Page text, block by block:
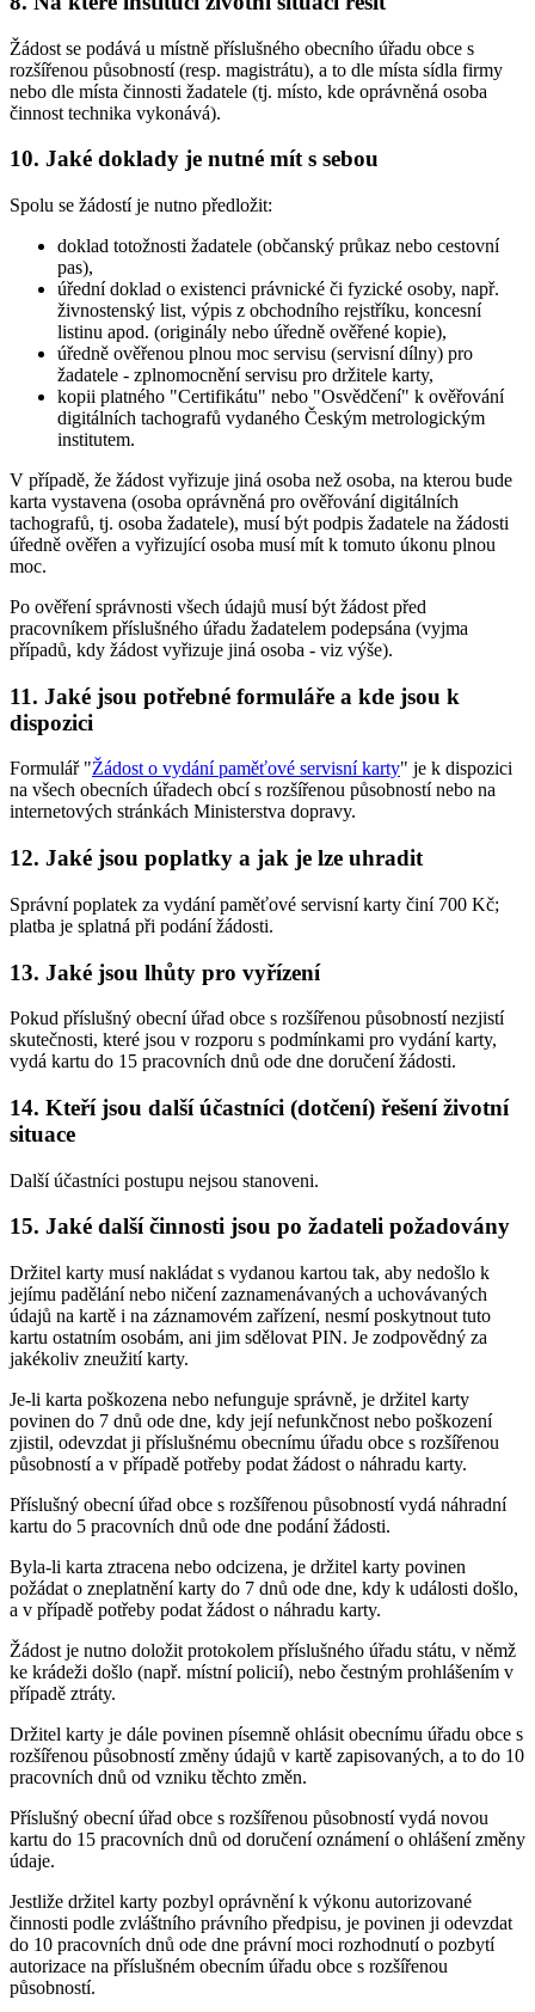
Žádost se podává u místně příslušného obecního úřadu obce s
rozšířenou působností (resp. magistrátu), a to dle místa sídla firmy
nebo dle místa činnosti žadatele (tj. místo, kde oprávněná osoba
činnost technika vykonává).
10. Jaké doklady je nutné mít s sebou
Spolu se žádostí je nutno předložit:
doklad totožnosti žadatele (občanský průkaz nebo cestovní
pas),
úřední doklad o existenci právnické či fyzické osoby, např.
živnostenský list, výpis z obchodního rejstříku, koncesní
listinu apod. (originály nebo úředně ověřené kopie),
úředně ověřenou plnou moc servisu (servisní dílny) pro
žadatele - zplnomocnění servisu pro držitele karty,
kopii platného "Certifikátu" nebo "Osvědčení" k ověřování
digitálních tachografů vydaného Českým metrologickým
institutem.
V případě, že žádost vyřizuje jiná osoba než osoba, na kterou bude
karta vystavena (osoba oprávněná pro ověřování digitálních
tachografů, tj. osoba žadatele), musí být podpis žadatele na žádosti
úředně ověřen a vyřizující osoba musí mít k tomuto úkonu plnou
moc.
Po ověření správnosti všech údajů musí být žádost před
pracovníkem příslušného úřadu žadatelem podepsána (vyjma
případů, kdy žádost vyřizuje jiná osoba - viz výše).
11. Jaké jsou potřebné formuláře a kde jsou k
dispozici
Formulář "Žádost o vydání paměťové servisní karty" je k dispozici
na všech obecních úřadech obcí s rozšířenou působností nebo na
internetových stránkách Ministerstva dopravy.
12. Jaké jsou poplatky a jak je lze uhradit
Správní poplatek za vydání paměťové servisní karty činí 700 Kč;
platba je splatná při podání žádosti.
13. Jaké jsou lhůty pro vyřízení
Pokud příslušný obecní úřad obce s rozšířenou působností nezjistí
skutečnosti, které jsou v rozporu s podmínkami pro vydání karty,
vydá kartu do 15 pracovních dnů ode dne doručení žádosti.
14. Kteří jsou další účastníci (dotčení) řešení životní
situace
Další účastníci postupu nejsou stanoveni.
15. Jaké další činnosti jsou po žadateli požadovány
Držitel karty musí nakládat s vydanou kartou tak, aby nedošlo k
jejímu padělání nebo ničení zaznamenávaných a uchovávaných
údajů na kartě i na záznamovém zařízení, nesmí poskytnout tuto
kartu ostatním osobám, ani jim sdělovat PIN. Je zodpovědný za
jakékoliv zneužití karty.
Je-li karta poškozena nebo nefunguje správně, je držitel karty
povinen do 7 dnů ode dne, kdy její nefunkčnost nebo poškození
zjistil, odevzdat ji příslušnému obecnímu úřadu obce s rozšířenou
působností a v případě potřeby podat žádost o náhradu karty.
Příslušný obecní úřad obce s rozšířenou působností vydá náhradní
kartu do 5 pracovních dnů ode dne podání žádosti.
Byla-li karta ztracena nebo odcizena, je držitel karty povinen
požádat o zneplatnění karty do 7 dnů ode dne, kdy k události došlo,
a v případě potřeby podat žádost o náhradu karty.
Žádost je nutno doložit protokolem příslušného úřadu státu, v němž
ke krádeži došlo (např. místní policií), nebo čestným prohlášením v
případě ztráty.
Držitel karty je dále povinen písemně ohlásit obecnímu úřadu obce s
rozšířenou působností změny údajů v kartě zapisovaných, a to do 10
pracovních dnů od vzniku těchto změn.
Příslušný obecní úřad obce s rozšířenou působností vydá novou
kartu do 15 pracovních dnů od doručení oznámení o ohlášení změny
údaje.
Jestliže držitel karty pozbyl oprávnění k výkonu autorizované
činnosti podle zvláštního právního předpisu, je povinen ji odevzdat
do 10 pracovních dnů ode dne právní moci rozhodnutí o pozbytí
autorizace na příslušném obecním úřadu obce s rozšířenou
působností.